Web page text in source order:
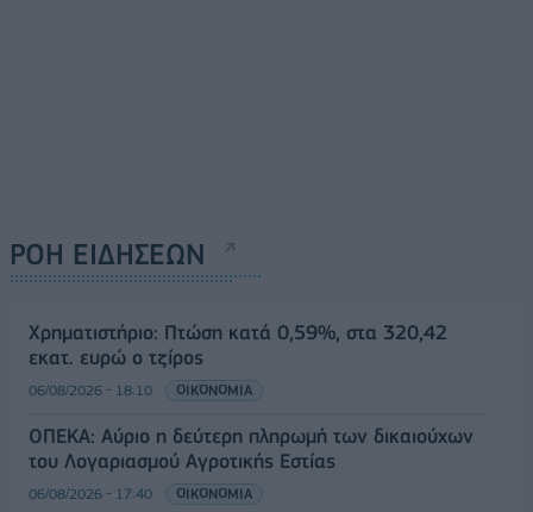
ΡΟΗ ΕΙΔΗΣΕΩΝ
Χρηματιστήριο: Πτώση κατά 0,59%, στα 320,42
εκατ. ευρώ ο τζίρος
06/08/2026 - 18:10 ΟΙΚΟΝΟΜΙΑ
ΟΠΕΚΑ: Αύριο η δεύτερη πληρωμή των δικαιούχων
του Λογαριασμού Αγροτικής Εστίας
06/08/2026 - 17:40 ΟΙΚΟΝΟΜΙΑ